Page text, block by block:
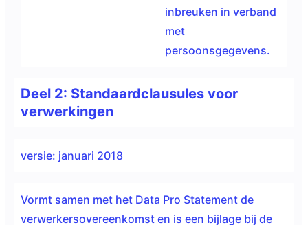
inbreuken in verband
met
persoonsgegevens.
Deel 2: Standaardclausules voor
verwerkingen
versie: januari 2018
Vormt samen met het Data Pro Statement de
verwerkersovereenkomst en is een bijlage bij de